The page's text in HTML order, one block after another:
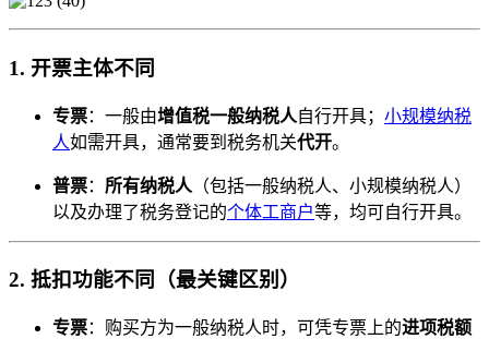
1. 开票主体不同
专票：一般由增值税一般纳税人自行开具； 小规模纳税
人如需开具，通常要到税务机关代开。
普票： 所有纳税人 （包括一般纳税人、小规模纳税人）
以及办理了税务登记的个体工商户等，均可自行开具。
2. 抵扣功能不同（最关键区别）
专票：购买方为一般纳税人时，可凭专票上的进项税额